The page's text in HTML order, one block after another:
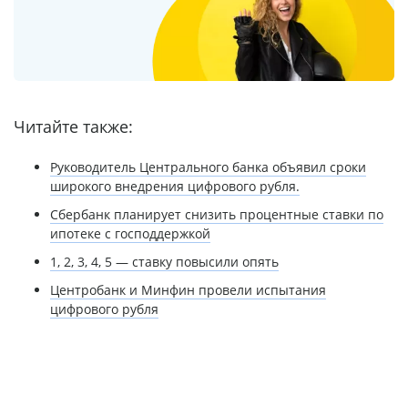
Читайте также:
Руководитель Центрального банка объявил сроки
широкого внедрения цифрового рубля.
Сбербанк планирует снизить процентные ставки по
ипотеке с господдержкой
1, 2, 3, 4, 5 — ставку повысили опять
Центробанк и Минфин провели испытания
цифрового рубля